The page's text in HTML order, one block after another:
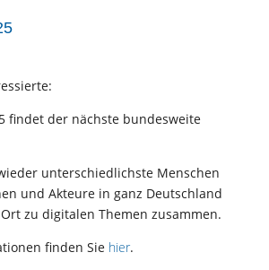
findet der nächste bundesweite
unterschiedlichste Menschen
und Akteure in ganz Deutschland
zu digitalen Themen zusammen.
finden Sie hier.